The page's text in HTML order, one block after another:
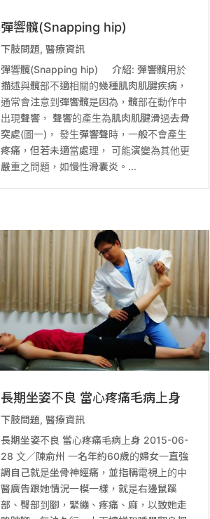
彈響髖(Snapping hip)
下肢問題, 醫療資訊
彈響髖(Snapping hip) 介紹: 彈響髖用於
描述與髖部不適相關的幾種肌肉肌腱疾病，
通常會注意到彈響髖是因為，髖部在動作中
出現聲響， 聲響的產生為肌肉肌腱滑過去骨
突處(圖一)， 發生彈響聲時，一般不會產生
疼痛，但若未適當處理， 可能演變為其他更
嚴重之問題，如慢性滑囊炎。...
長期坐姿不良 當心疼痛毛病上身
下肢問題, 醫療資訊
長期坐姿不良 當心疼痛毛病上身 2015-06-
28 文／陳俞州 一名年約60歲的婦女一直強
調自己就是坐骨神經痛，並指稱電視上的中
醫廣告跟她情況一模一樣，就是右邊鼠蹊
部、臀部到腳，緊繃、疼痛、麻，以致她走